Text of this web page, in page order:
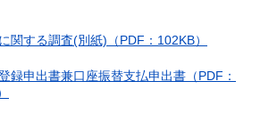
関する調査(別紙)（PDF：102KB）
録申出書兼口座振替支払申出書（PDF：